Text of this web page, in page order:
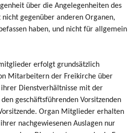
über die Angelegenheiten des
gegenüber anderen Organen,
haben, und nicht für allgemein
erfolgt grundsätzlich
Mitarbeitern der Freikirche über
Dienstverhältnisse mit der
geschäftsführenden Vorsitzenden
Organ Mitglieder erhalten
nachgewiesenen Auslagen nur